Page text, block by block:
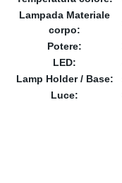
Lampada Materiale
corpo:
Potere:
LED:
Lamp Holder / Base:
Luce: